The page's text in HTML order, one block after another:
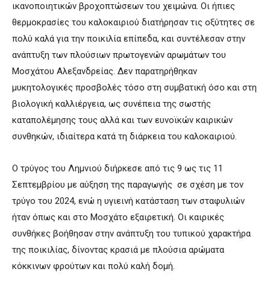
ικανοποιητικών βροχοπτώσεων του χειμώνα. Οι ήπιες
θερμοκρασίες του καλοκαιριού διατήρησαν τις οξύτητες σε
πολύ καλά για την ποικιλία επίπεδα, και συντέλεσαν στην
ανάπτυξη των πλούσιων πρωτογενών αρωμάτων του
Μοσχάτου Αλεξανδρείας. Δεν παρατηρήθηκαν
μυκητολογικές προσβολές τόσο στη συμβατική όσο και στη
βιολογική καλλιέργεια, ως συνέπεια της σωστής
καταπολέμησης τους αλλά και των ευνοϊκών καιρικών
συνθηκών, ιδιαίτερα κατά τη διάρκεια του καλοκαιριού.
Ο τρύγος του Λημνιού διήρκεσε από τις 9 ως τις 11
Σεπτεμβρίου με αύξηση της παραγωγής σε σχέση με τον
τρύγο του 2024, ενώ η υγιεινή κατάσταση των σταφυλιών
ήταν όπως και στο Μοσχάτο εξαιρετική. Οι καιρικές
συνθήκες βοήθησαν στην ανάπτυξη του τυπικού χαρακτήρα
της ποικιλίας, δίνοντας κρασιά με πλούσια αρώματα
κόκκινων φρούτων και πολύ καλή δομή.